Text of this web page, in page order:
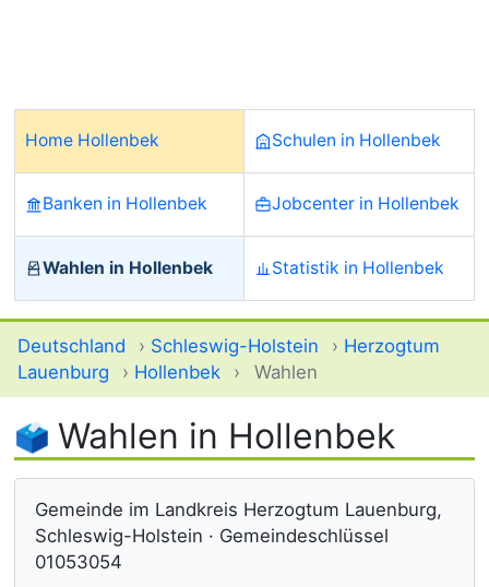
Home Hollenbek Schulen in Hollenbek
Banken in Hollenbek Jobcenter in Hollenbek
Wahlen in Hollenbek Statistik in Hollenbek
Deutschland › Schleswig-Holstein › Herzogtum
Lauenburg
› Hollenbek › Wahlen
Wahlen in Hollenbek
Gemeinde im Landkreis Herzogtum Lauenburg,
Schleswig-Holstein · Gemeindeschlüssel
01053054